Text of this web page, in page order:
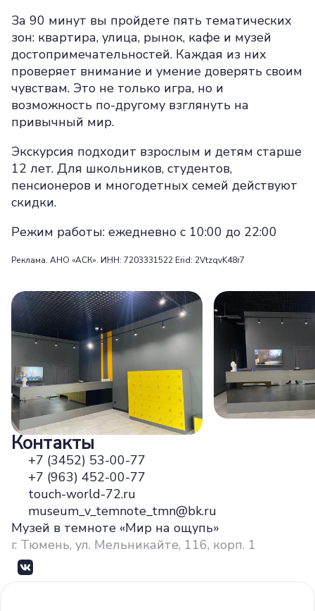
За 90 минут вы пройдете пять тематических
зон: квартира, улица, рынок, кафе и музей
достопримечательностей. Каждая из них
проверяет внимание и умение доверять своим
чувствам. Это не только игра, но и
возможность по-другому взглянуть на
привычный мир.
Экскурсия подходит взрослым и детям старше
12 лет. Для школьников, студентов,
пенсионеров и многодетных семей действуют
скидки.
Режим работы: ежедневно с 10:00 до 22:00
Реклама. АНО «АСК». ИНН: 7203331522 Erid: 2VtzqvK48r7
Контакты
+7 (3452) 53-00-77
+7 (963) 452-00-77
touch-world-72.ru
museum_v_temnote_tmn@bk.ru
Музей в темноте «Мир на ощупь»
г. Тюмень, ул. Мельникайте, 116, корп. 1